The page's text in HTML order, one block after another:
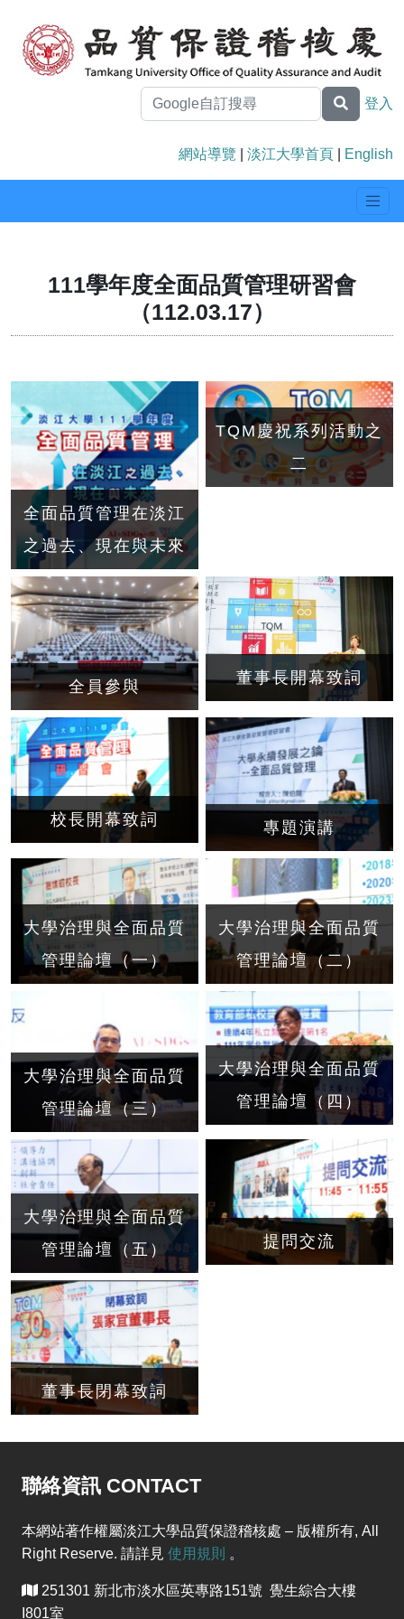
登入
網站導覽 淡江大學首頁 English
111學年度全面品質管理研習會
（112.03.17）
全面品質管理在淡江
之過去、現在與未來
TQM慶祝系列活動之
二
全員參與 董事長開幕致詞
校長開幕致詞 專題演講
大學治理與全面品質
管理論壇（一）
大學治理與全面品質
管理論壇（二）
大學治理與全面品質
管理論壇（三）
大學治理與全面品質
管理論壇（四）
大學治理與全面品質
管理論壇（五）
提問交流
董事長閉幕致詞
聯絡資訊 CONTACT
本網站著作權屬淡江大學品質保證稽核處 – 版權所有, All
Right Reserve. 請詳見 使用規則 。
251301 新北市淡水區英專路151號 覺生綜合大樓
I801室